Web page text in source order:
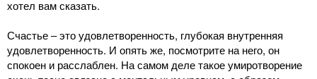
хотел вам сказать.
Счастье ‒ это удовлетворенность, глубокая внутренняя
удовлетворенность. И опять же, посмотрите на него, он
спокоен и расслаблен. На самом деле такое умиротворение